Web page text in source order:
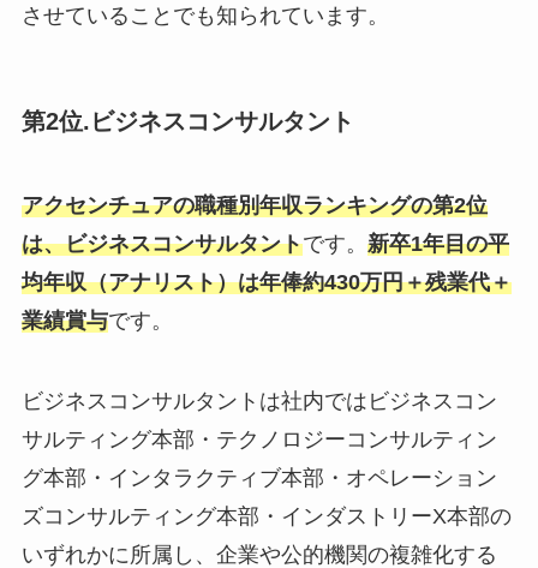
させていることでも知られています。
第2位.ビジネスコンサルタント
アクセンチュアの職種別年収ランキングの第2位
は、ビジネスコンサルタントです。 新卒1年目の平
均年収（アナリスト）は年俸約430万円＋残業代＋
業績賞与です。
ビジネスコンサルタントは社内ではビジネスコン
サルティング本部・テクノロジーコンサルティン
グ本部・インタラクティブ本部・オペレーション
ズコンサルティング本部・インダストリーX本部の
いずれかに所属し、企業や公的機関の複雑化する